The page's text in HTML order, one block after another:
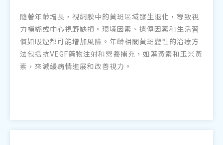
隨著年齡增長，視網膜中的黃斑區域發生退化，導致視
力模糊或中心視野缺損。環境因素、遺傳因素和生活習
慣如吸煙都可能增加風險。年齡相關黃斑變性的治療方
法包括抗VEGF藥物注射和營養補充，如葉黃素和玉米黃
素，來減緩病情進展和改善視力。